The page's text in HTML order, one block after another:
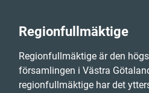
Regionfullmäktige
Regionfullmäktige är den
församlingen i Västra
regionfullmäktige har det